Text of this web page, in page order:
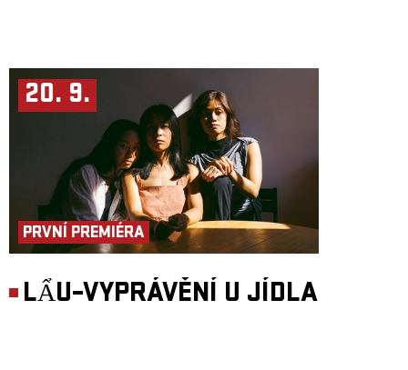
20. 9.
PRVNÍ PREMIÉRA
LẨU–VYPRÁVĚNÍ U JÍDLA